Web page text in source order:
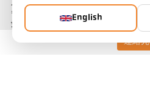
連絡先
ケラーパイロメータージャパン
〒487-0035
愛知県春日井市
藤山台1-4-1
担当：山田
English